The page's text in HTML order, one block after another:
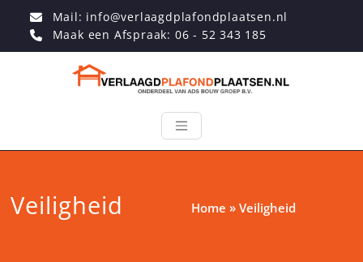
Mail: info@verlaagdplafondplaatsen.nl
Maak een Afspraak: 06 - 52 343 185
Veiligheid Home » Veiligheid